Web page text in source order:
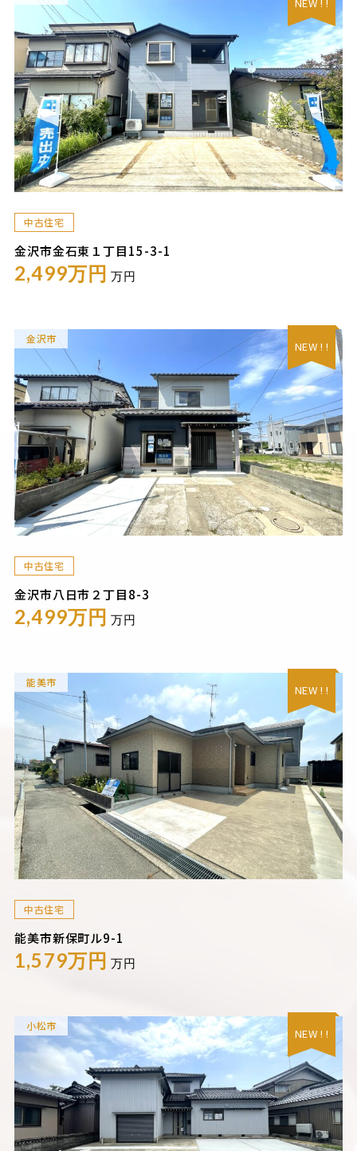
中古住宅
金沢市金石東１丁目15-3-1
2,499万円 万円
金沢市
NEW ! !
中古住宅
金沢市八日市２丁目8-3
2,499万円 万円
能美市
NEW ! !
中古住宅
能美市新保町ル9-1
1,579万円 万円
小松市
NEW ! !